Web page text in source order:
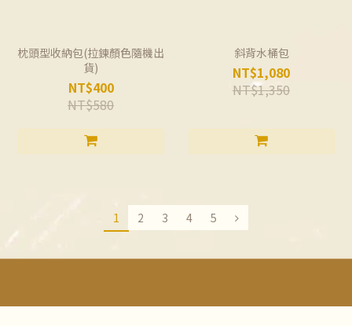
枕頭型收納包(拉鍊顏色隨機出
貨)
NT$400
NT$580
斜背水桶包
NT$1,080
NT$1,350
1 2 3 4 5